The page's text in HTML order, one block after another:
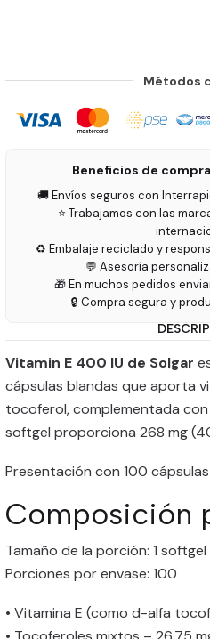
Métodos
Beneficios de
🚚 Envíos seguros con
⭐ Trabajamos con las
♻️ Embalaje reciclado y
💬 Asesoría
🎁 En muchos pedidos
🔒 Compra segura y
Vitamin E 400 IU de Solgar
cápsulas blandas que aporta
tocoferol, complementada
softgel proporciona 268 mg
Presentación con 100
Composición
Tamaño de la porción: 1 softgel
Porciones por envase: 100
• Vitamina E (como d-alfa